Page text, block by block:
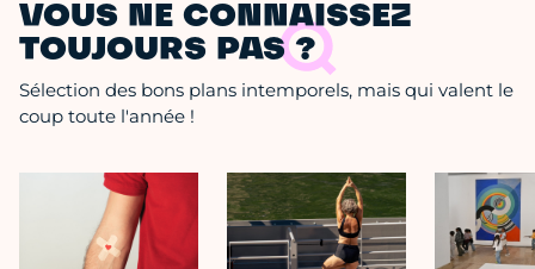
VOUS NE CONNAISSEZ
TOUJOURS PAS ?
Sélection des bons plans intemporels, mais qui valent le
coup toute l'année !